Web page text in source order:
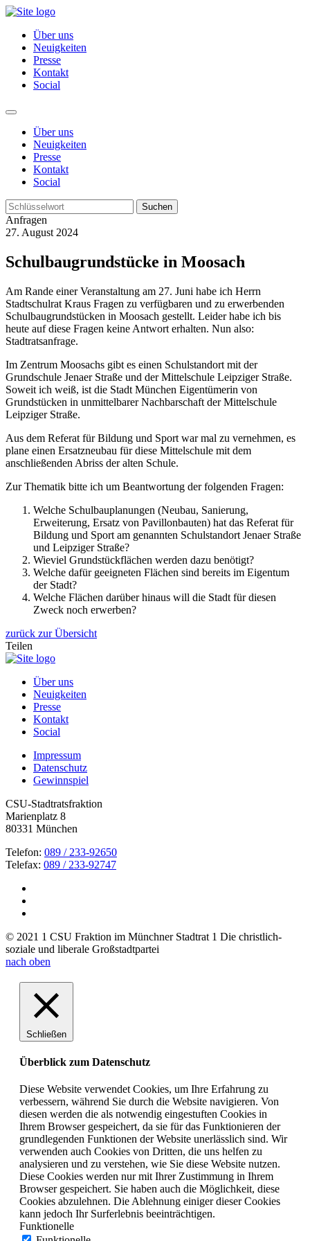
Über uns
Neuigkeiten
Presse
Kontakt
Social
Über uns
Neuigkeiten
Presse
Kontakt
Social
Suchen
Anfragen
27. August 2024
Schulbaugrundstücke in Moosach
Am Rande einer Veranstaltung am 27. Juni habe ich Herrn
Stadtschulrat Kraus Fragen zu verfügbaren und zu erwerbenden
Schulbaugrundstücken in Moosach gestellt. Leider habe ich bis
heute auf diese Fragen keine Antwort erhalten. Nun also:
Stadtratsanfrage.
Im Zentrum Moosachs gibt es einen Schulstandort mit der
Grundschule Jenaer Straße und der Mittelschule Leipziger Straße.
Soweit ich weiß, ist die Stadt München Eigentümerin von
Grundstücken in unmittelbarer Nachbarschaft der Mittelschule
Leipziger Straße.
Aus dem Referat für Bildung und Sport war mal zu vernehmen, es
plane einen Ersatzneubau für diese Mittelschule mit dem
anschließenden Abriss der alten Schule.
Zur Thematik bitte ich um Beantwortung der folgenden Fragen:
Welche Schulbauplanungen (Neubau, Sanierung,
Erweiterung, Ersatz von Pavillonbauten) hat das Referat für
Bildung und Sport am genannten Schulstandort Jenaer Straße
und Leipziger Straße?
Wieviel Grundstückflächen werden dazu benötigt?
Welche dafür geeigneten Flächen sind bereits im Eigentum
der Stadt?
Welche Flächen darüber hinaus will die Stadt für diesen
Zweck noch erwerben?
zurück zur Übersicht
Teilen
Über uns
Neuigkeiten
Presse
Kontakt
Social
Impressum
Datenschutz
Gewinnspiel
CSU-Stadtratsfraktion
Marienplatz 8
80331 München
Telefon: 089 / 233-92650
Telefax: 089 / 233-92747
© 2021 1 CSU Fraktion im Münchner Stadtrat 1 Die christlich-
soziale und liberale Großstadtpartei
nach oben
Schließen
Überblick zum Datenschutz
Diese Website verwendet Cookies, um Ihre Erfahrung zu
verbessern, während Sie durch die Website navigieren. Von
diesen werden die als notwendig eingestuften Cookies in
Ihrem Browser gespeichert, da sie für das Funktionieren der
grundlegenden Funktionen der Website unerlässlich sind. Wir
verwenden auch Cookies von Dritten, die uns helfen zu
analysieren und zu verstehen, wie Sie diese Website nutzen.
Diese Cookies werden nur mit Ihrer Zustimmung in Ihrem
Browser gespeichert. Sie haben auch die Möglichkeit, diese
Cookies abzulehnen. Die Ablehnung einiger dieser Cookies
kann jedoch Ihr Surferlebnis beeinträchtigen.
Funktionelle